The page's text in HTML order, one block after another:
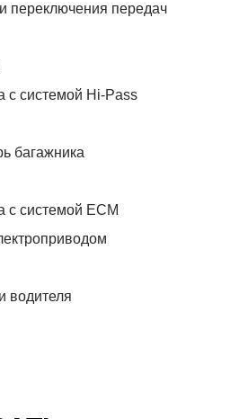
переключения передач
с системой Hi-Pass
багажника
с системой ЕСМ
водителя